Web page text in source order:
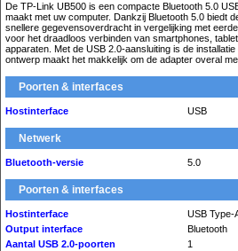
De TP-Link UB500 is een compacte Bluetooth 5.0
maakt met uw computer. Dankzij Bluetooth 5.0 biedt
snellere gegevensoverdracht in vergelijking met
voor het draadloos verbinden van smartphones,
apparaten. Met de USB 2.0-aansluiting is de
ontwerp maakt het makkelijk om de adapter overal
Poorten & interfaces
Hostinterface USB
Netwerk
Bluetooth-versie 5.0
Poorten & interfaces
Hostinterface
USB Type-
Output interface
Bluetooth
Aantal USB 2.0-poorten
1